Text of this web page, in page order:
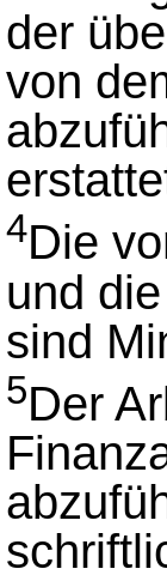
der
von
4Die
und
sind
5Der